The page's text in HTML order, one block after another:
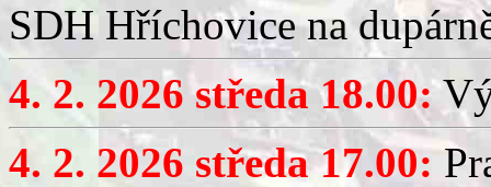
SDH Hříchovice na
4. 2. 2026 středa 18.00:
4. 2. 2026 středa 17.00: